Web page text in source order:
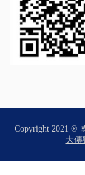
Copyright 2021 ®
大傳